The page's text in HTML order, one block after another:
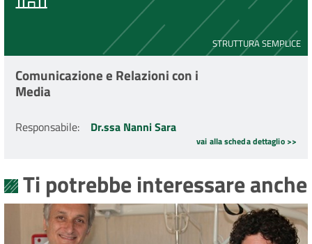
STRUTTURA SEMPLICE
Comunicazione e Relazioni con i
Media
Responsabile: Dr.ssa Nanni Sara
vai alla scheda dettaglio >>
Ti potrebbe interessare anche